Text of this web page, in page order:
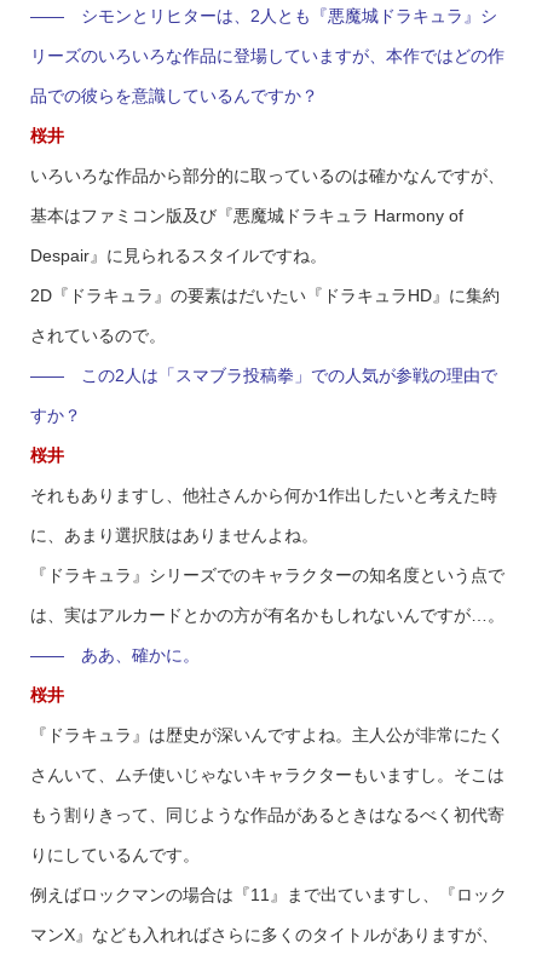
―― シモンとリヒターは、2人とも『悪魔城ドラキュラ』シ
リーズのいろいろな作品に登場していますが、本作ではどの作
品での彼らを意識しているんですか？
桜井
いろいろな作品から部分的に取っているのは確かなんですが、
基本はファミコン版及び『悪魔城ドラキュラ Harmony of
Despair』に見られるスタイルですね。
2D『ドラキュラ』の要素はだいたい『ドラキュラHD』に集約
されているので。
―― この2人は「スマブラ投稿拳」での人気が参戦の理由で
すか？
桜井
それもありますし、他社さんから何か1作出したいと考えた時
に、あまり選択肢はありませんよね。
『ドラキュラ』シリーズでのキャラクターの知名度という点で
は、実はアルカードとかの方が有名かもしれないんですが…。
―― ああ、確かに。
桜井
『ドラキュラ』は歴史が深いんですよね。主人公が非常にたく
さんいて、ムチ使いじゃないキャラクターもいますし。そこは
もう割りきって、同じような作品があるときはなるべく初代寄
りにしているんです。
例えばロックマンの場合は『11』まで出ていますし、『ロック
マンX』なども入れればさらに多くのタイトルがありますが、